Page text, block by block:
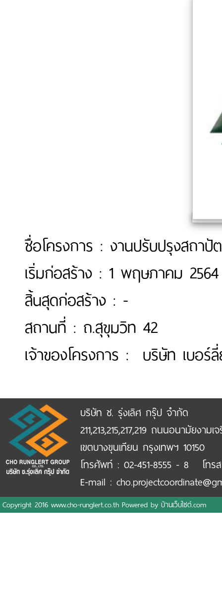
ชื่อโครงการ : งานปรับปรุงสถาปั
เริ่มก่อสร้าง : 1 พฤษภาคม 2564
สิ้นสุดก่อสร้าง : -
สถานที่ : ถ.สุขุมวิท 42
เจ้าของโครงการ : บริษัท เบอ
บริษัท ช. รุ่งเลิศ กรุ๊ป จำกัด
211,213,215,217,219 ถนนอนามัยงา
เขตบางขุนเทียน กรุงเทพฯ 10150
โทรศัพท์ : 02-451-8555 - 8 โทรส
E-mail :
Copyright 2016 www.cho-runglert.co.th Powered by บ้านเว็บไซต์.com